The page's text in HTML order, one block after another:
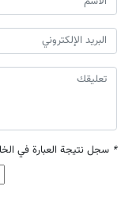
* سجل نتيجة العبارة في